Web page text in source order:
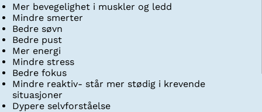
Mer bevegelighet i muskler og ledd
Mindre smerter
Bedre søvn
Bedre pust
Mer energi
Mindre stress
Bedre fokus
Mindre reaktiv- står mer stødig i krevende
situasjoner
Dypere selvforståelse